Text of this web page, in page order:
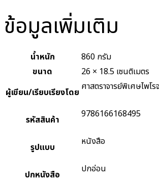
ข้อมูลเพิ่มเติม
น้ำหนัก
860 กรัม
ขนาด
26 × 18.5 เซนติเมตร
ผู้เขียน/เรียบเรียงโดย ศาสตราจารย์พิเศษไพโ
รหัสสินค้า 9786166168495
รูปแบบ หนังสือ
ปกหนังสือ ปกอ่อน